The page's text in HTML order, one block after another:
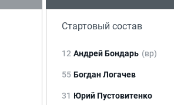
Стартовый состав
12 Андрей Бондарь (вр)
55 Богдан Логачев
31 Юрий Пустовитенко